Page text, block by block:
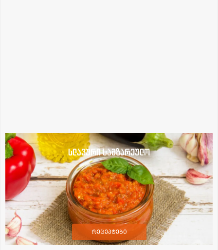
სლავური სამზარეულო
რეცეპტები